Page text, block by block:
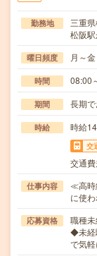
勤務地
三重
松阪
曜日頻度 月～金
時間 08:00
期間 長期
時給 時給
交
交通
仕事内容
≪高時
に使
応募資格
職種
◆未経
で気